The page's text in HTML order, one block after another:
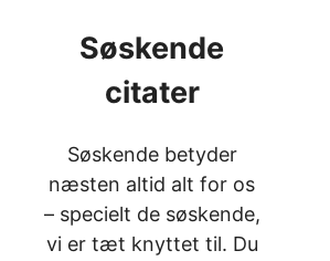
Søskende
citater
Søskende betyder
næsten altid alt for os
– specielt de søskende,
vi er tæt knyttet til. Du